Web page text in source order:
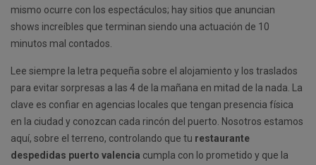
mismo ocurre con los espectáculos; hay sitios que anuncian
shows increíbles que terminan siendo una actuación de 10
minutos mal contados.
Lee siempre la letra pequeña sobre el alojamiento y los traslados
para evitar sorpresas a las 4 de la mañana en mitad de la nada. La
clave es confiar en agencias locales que tengan presencia física
en la ciudad y conozcan cada rincón del puerto. Nosotros estamos
aquí, sobre el terreno, controlando que tu restaurante
despedidas puerto valencia cumpla con lo prometido y que la